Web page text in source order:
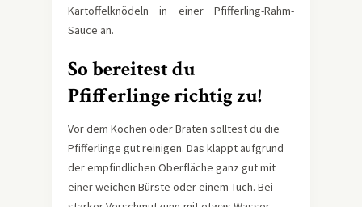
Kartoffelknödeln in einer Pfifferling-Rahm-
Sauce an.
So bereitest du
Pfifferlinge richtig zu!
Vor dem Kochen oder Braten solltest du die
Pfifferlinge gut reinigen. Das klappt aufgrund
der empfindlichen Oberfläche ganz gut mit
einer weichen Bürste oder einem Tuch. Bei